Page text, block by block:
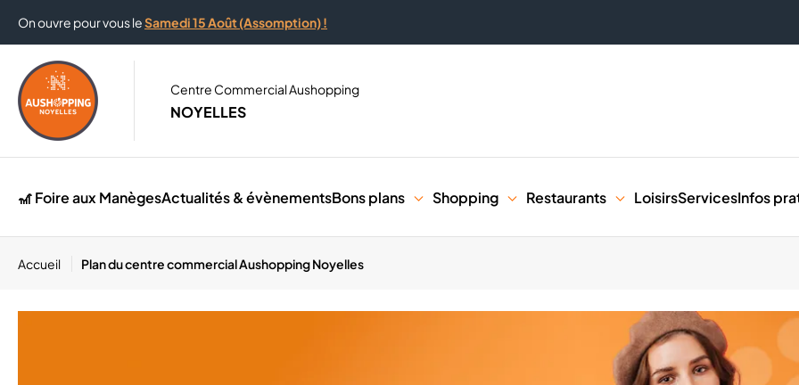
On ouvre pour vous leSamedi 15 Août (Assomption) !
Centre Commercial Aushopping
NOYELLES
🎢 Foire aux ManègesActualités & évènementsBons plans Shopping Restaurants LoisirsServicesInfos
Accueil Plan du centre commercial Aushopping Noyelles